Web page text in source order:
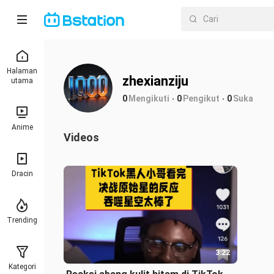
Halaman
utama
Anime
Dracin
Trending
Kategori
zhexianziju
0Mengikuti 0Pengikut 0Suka
Videos
3:22